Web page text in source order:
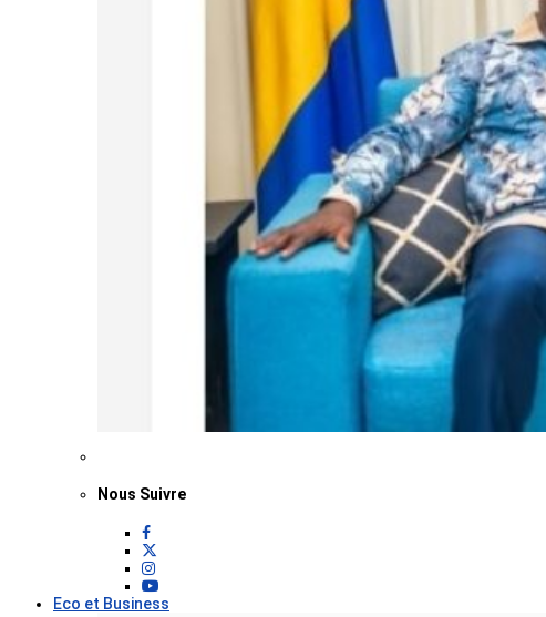
Nous Suivre
Eco et Business